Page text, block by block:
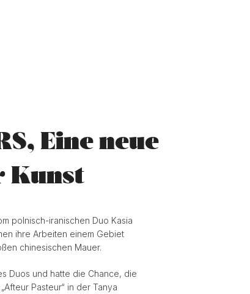
Eine neue
Kunst
polnisch-iranischen Duo Kasia
ihre Arbeiten einem Gebiet
chinesischen Mauer.
Duos und hatte die Chance, die
Pasteur“ in der Tanya